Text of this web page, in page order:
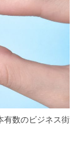
有数のビジネス街